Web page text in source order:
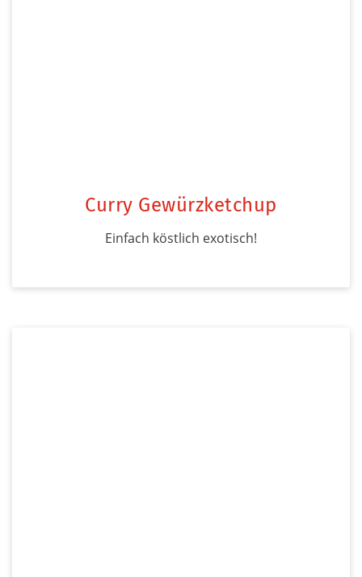
Curry Gewürzketchup
Einfach köstlich exotisch!